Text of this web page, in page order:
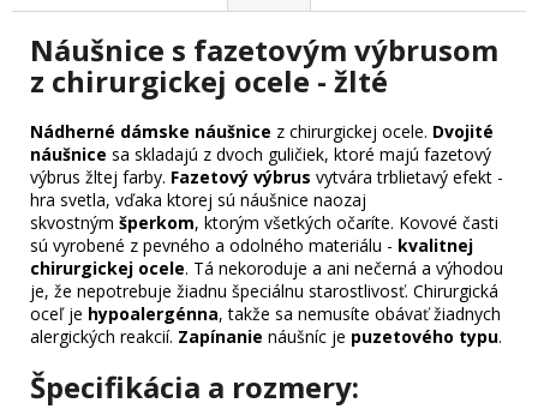
Náušnice s fazetovým výbrusom
z chirurgickej ocele - žlté
Nádherné dámske náušnice z chirurgickej ocele. Dvojité
náušnice sa skladajú z dvoch guličiek, ktoré majú fazetový
výbrus žltej farby. Fazetový výbrus vytvára trblietavý efekt -
hra svetla, vďaka ktorej sú náušnice naozaj
skvostným šperkom, ktorým všetkých očaríte. Kovové časti
sú vyrobené z pevného a odolného materiálu - kvalitnej
chirurgickej ocele. Tá nekoroduje a ani nečerná a výhodou
je, že nepotrebuje žiadnu špeciálnu starostlivosť. Chirurgická
oceľ je hypoalergénna, takže sa nemusíte obávať žiadnych
alergických reakcií. Zapínanie náušníc je puzetového typu.
Špecifikácia a rozmery: